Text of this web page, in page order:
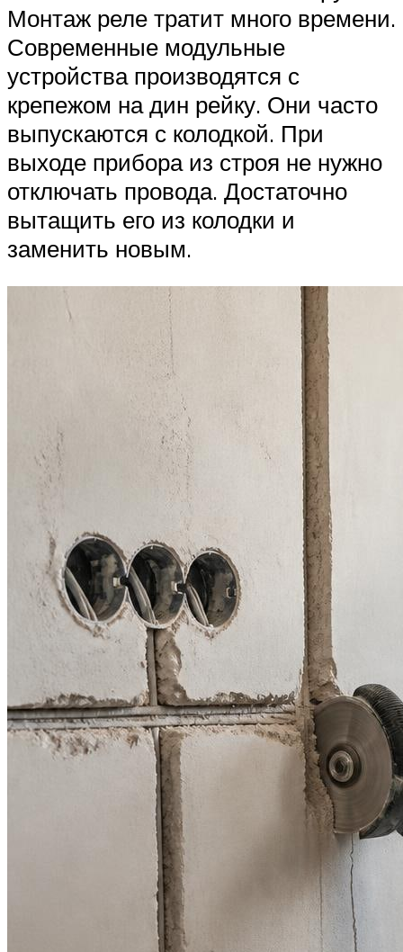
Монтаж реле тратит много времени.
Современные модульные
устройства производятся с
крепежом на дин рейку. Они часто
выпускаются с колодкой. При
выходе прибора из строя не нужно
отключать провода. Достаточно
вытащить его из колодки и
заменить новым.